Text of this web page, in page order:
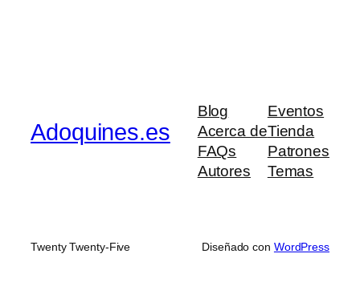
Adoquines.es
Blog
Acerca de
FAQs
Autores
Eventos
Tienda
Patrones
Temas
Twenty Twenty-Five Diseñado con WordPress